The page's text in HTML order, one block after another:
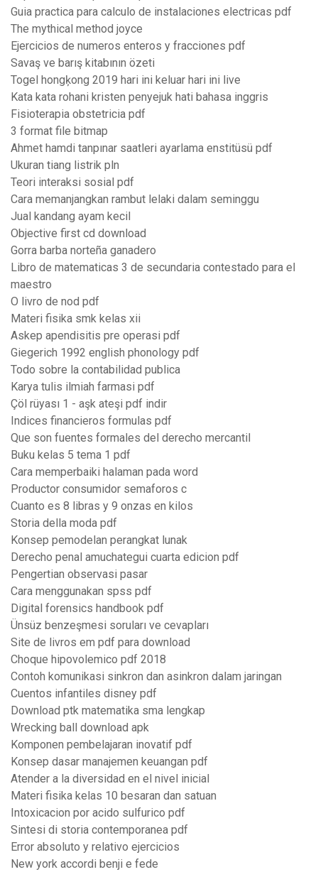
Guia practica para calculo de instalaciones electricas pdf
The mythical method joyce
Ejercicios de numeros enteros y fracciones pdf
Savaş ve barış kitabının özeti
Togel hongķong 2019 hari ini keluar hari ini live
Kata kata rohani kristen penyejuk hati bahasa inggris
Fisioterapia obstetricia pdf
3 format file bitmap
Ahmet hamdi tanpınar saatleri ayarlama enstitüsü pdf
Ukuran tiang listrik pln
Teori interaksi sosial pdf
Cara memanjangkan rambut lelaki dalam seminggu
Jual kandang ayam kecil
Objective first cd download
Gorra barba norteña ganadero
Libro de matematicas 3 de secundaria contestado para el
maestro
O livro de nod pdf
Materi fisika smk kelas xii
Askep apendisitis pre operasi pdf
Giegerich 1992 english phonology pdf
Todo sobre la contabilidad publica
Karya tulis ilmiah farmasi pdf
Çöl rüyası 1 - aşk ateşi pdf indir
Indices financieros formulas pdf
Que son fuentes formales del derecho mercantil
Buku kelas 5 tema 1 pdf
Cara memperbaiki halaman pada word
Productor consumidor semaforos c
Cuanto es 8 libras y 9 onzas en kilos
Storia della moda pdf
Konsep pemodelan perangkat lunak
Derecho penal amuchategui cuarta edicion pdf
Pengertian observasi pasar
Cara menggunakan spss pdf
Digital forensics handbook pdf
Ünsüz benzeşmesi soruları ve cevapları
Site de livros em pdf para download
Choque hipovolemico pdf 2018
Contoh komunikasi sinkron dan asinkron dalam jaringan
Cuentos infantiles disney pdf
Download ptk matematika sma lengkap
Wrecking ball download apk
Komponen pembelajaran inovatif pdf
Konsep dasar manajemen keuangan pdf
Atender a la diversidad en el nivel inicial
Materi fisika kelas 10 besaran dan satuan
Intoxicacion por acido sulfurico pdf
Sintesi di storia contemporanea pdf
Error absoluto y relativo ejercicios
New york accordi benji e fede